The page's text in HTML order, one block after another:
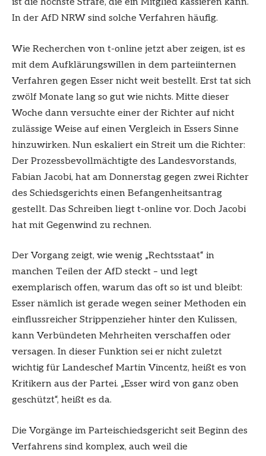
In der AfD NRW sind solche Verfahren häufig.
Wie Recherchen von t-online jetzt aber zeigen, ist es
mit dem Aufklärungswillen in dem parteiinternen
Verfahren gegen Esser nicht weit bestellt. Erst tat sich
zwölf Monate lang so gut wie nichts. Mitte dieser
Woche dann versuchte einer der Richter auf nicht
zulässige Weise auf einen Vergleich in Essers Sinne
hinzuwirken. Nun eskaliert ein Streit um die Richter:
Der Prozessbevollmächtigte des Landesvorstands,
Fabian Jacobi, hat am Donnerstag gegen zwei Richter
des Schiedsgerichts einen Befangenheitsantrag
gestellt. Das Schreiben liegt t-online vor. Doch Jacobi
hat mit Gegenwind zu rechnen.
Der Vorgang zeigt, wie wenig „Rechtsstaat“ in
manchen Teilen der AfD steckt – und legt
exemplarisch offen, warum das oft so ist und bleibt:
Esser nämlich ist gerade wegen seiner Methoden ein
einflussreicher Strippenzieher hinter den Kulissen,
kann Verbündeten Mehrheiten verschaffen oder
versagen. In dieser Funktion sei er nicht zuletzt
wichtig für Landeschef Martin Vincentz, heißt es von
Kritikern aus der Partei. „Esser wird von ganz oben
geschützt“, heißt es da.
Die Vorgänge im Parteischiedsgericht seit Beginn des
Verfahrens sind komplex, auch weil die